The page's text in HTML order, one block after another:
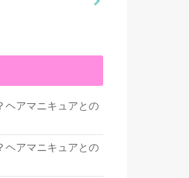
ヘアマニキュアとの
ヘアマニキュアとの